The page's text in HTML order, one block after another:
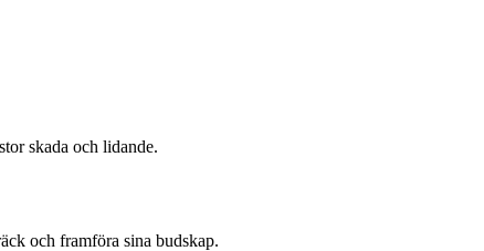
skada och lidande.
och framföra sina budskap.